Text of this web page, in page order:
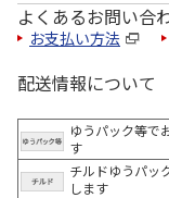
よくあるお問い合
お支払い方法
配送情報について
ゆうパック等で
す
チルドゆうパッ
します